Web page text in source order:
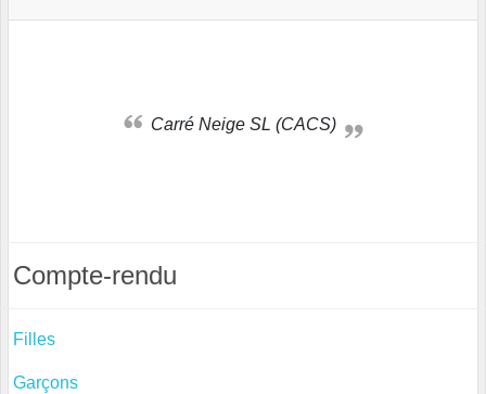
Carré Neige SL (CACS)
Compte-rendu
Filles
Garçons